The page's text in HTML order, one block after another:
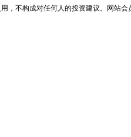
不构成对任何人的投资建议。网站